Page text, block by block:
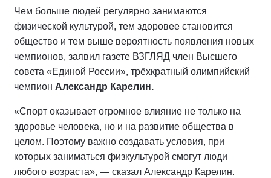
Чем больше людей регулярно занимаются
физической культурой, тем здоровее становится
общество и тем выше вероятность появления новых
чемпионов, заявил газете ВЗГЛЯД член Высшего
совета «Единой России», трёхкратный олимпийский
чемпион Александр Карелин.
«Спорт оказывает огромное влияние не только на
здоровье человека, но и на развитие общества в
целом. Поэтому важно создавать условия, при
которых заниматься физкультурой смогут люди
любого возраста», — сказал Александр Карелин.